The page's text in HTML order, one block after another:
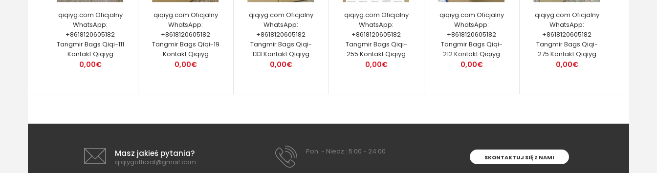
qiqiyg.com Oficjalny
WhatsApp:
+8618120605182
Tangmir Bags Qiqi-111
Kontakt Qiqiyg
0,00€
qiqiyg.com Oficjalny
WhatsApp:
+8618120605182
Tangmir Bags Qiqi-19
Kontakt Qiqiyg
0,00€
qiqiyg.com Oficjalny
WhatsApp:
+8618120605182
Tangmir Bags Qiqi-
133 Kontakt Qiqiyg
0,00€
qiqiyg.com Oficjalny
WhatsApp:
+8618120605182
Tangmir Bags Qiqi-
255 Kontakt Qiqiyg
0,00€
qiqiyg.com Oficjalny
WhatsApp:
+8618120605182
Tangmir Bags Qiqi-
212 Kontakt Qiqiyg
0,00€
qiqiyg.com Oficjalny
WhatsApp:
+8618120605182
Tangmir Bags Qiqi-
275 Kontakt Qiqiyg
0,00€
Masz jakieś pytania?
qiqiygofficial@gmail.com
Pon. - Niedz.: 5:00 - 24:00
SKONTAKTUJ SIĘ Z NAMI